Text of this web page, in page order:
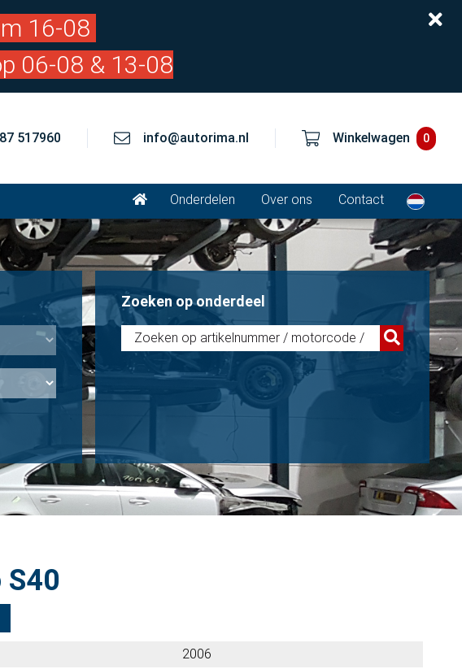
16-08
06-08 & 13-08
517960 info@autorima.nl Winkelwagen 0
Onderdelen Over ons Contact
Zoeken op onderdeel
S40
2006